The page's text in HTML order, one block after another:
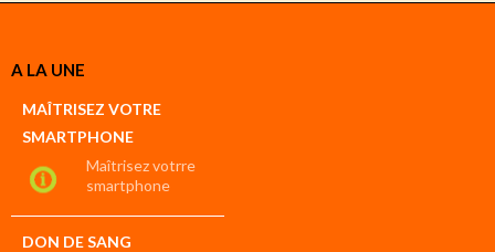
A LA UNE
MAÎTRISEZ VOTRE
SMARTPHONE
Maîtrisez votrre
smartphone
DON DE SANG